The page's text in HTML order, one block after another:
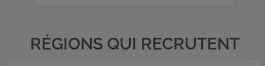
RÉGIONS QUI RECRUTENT